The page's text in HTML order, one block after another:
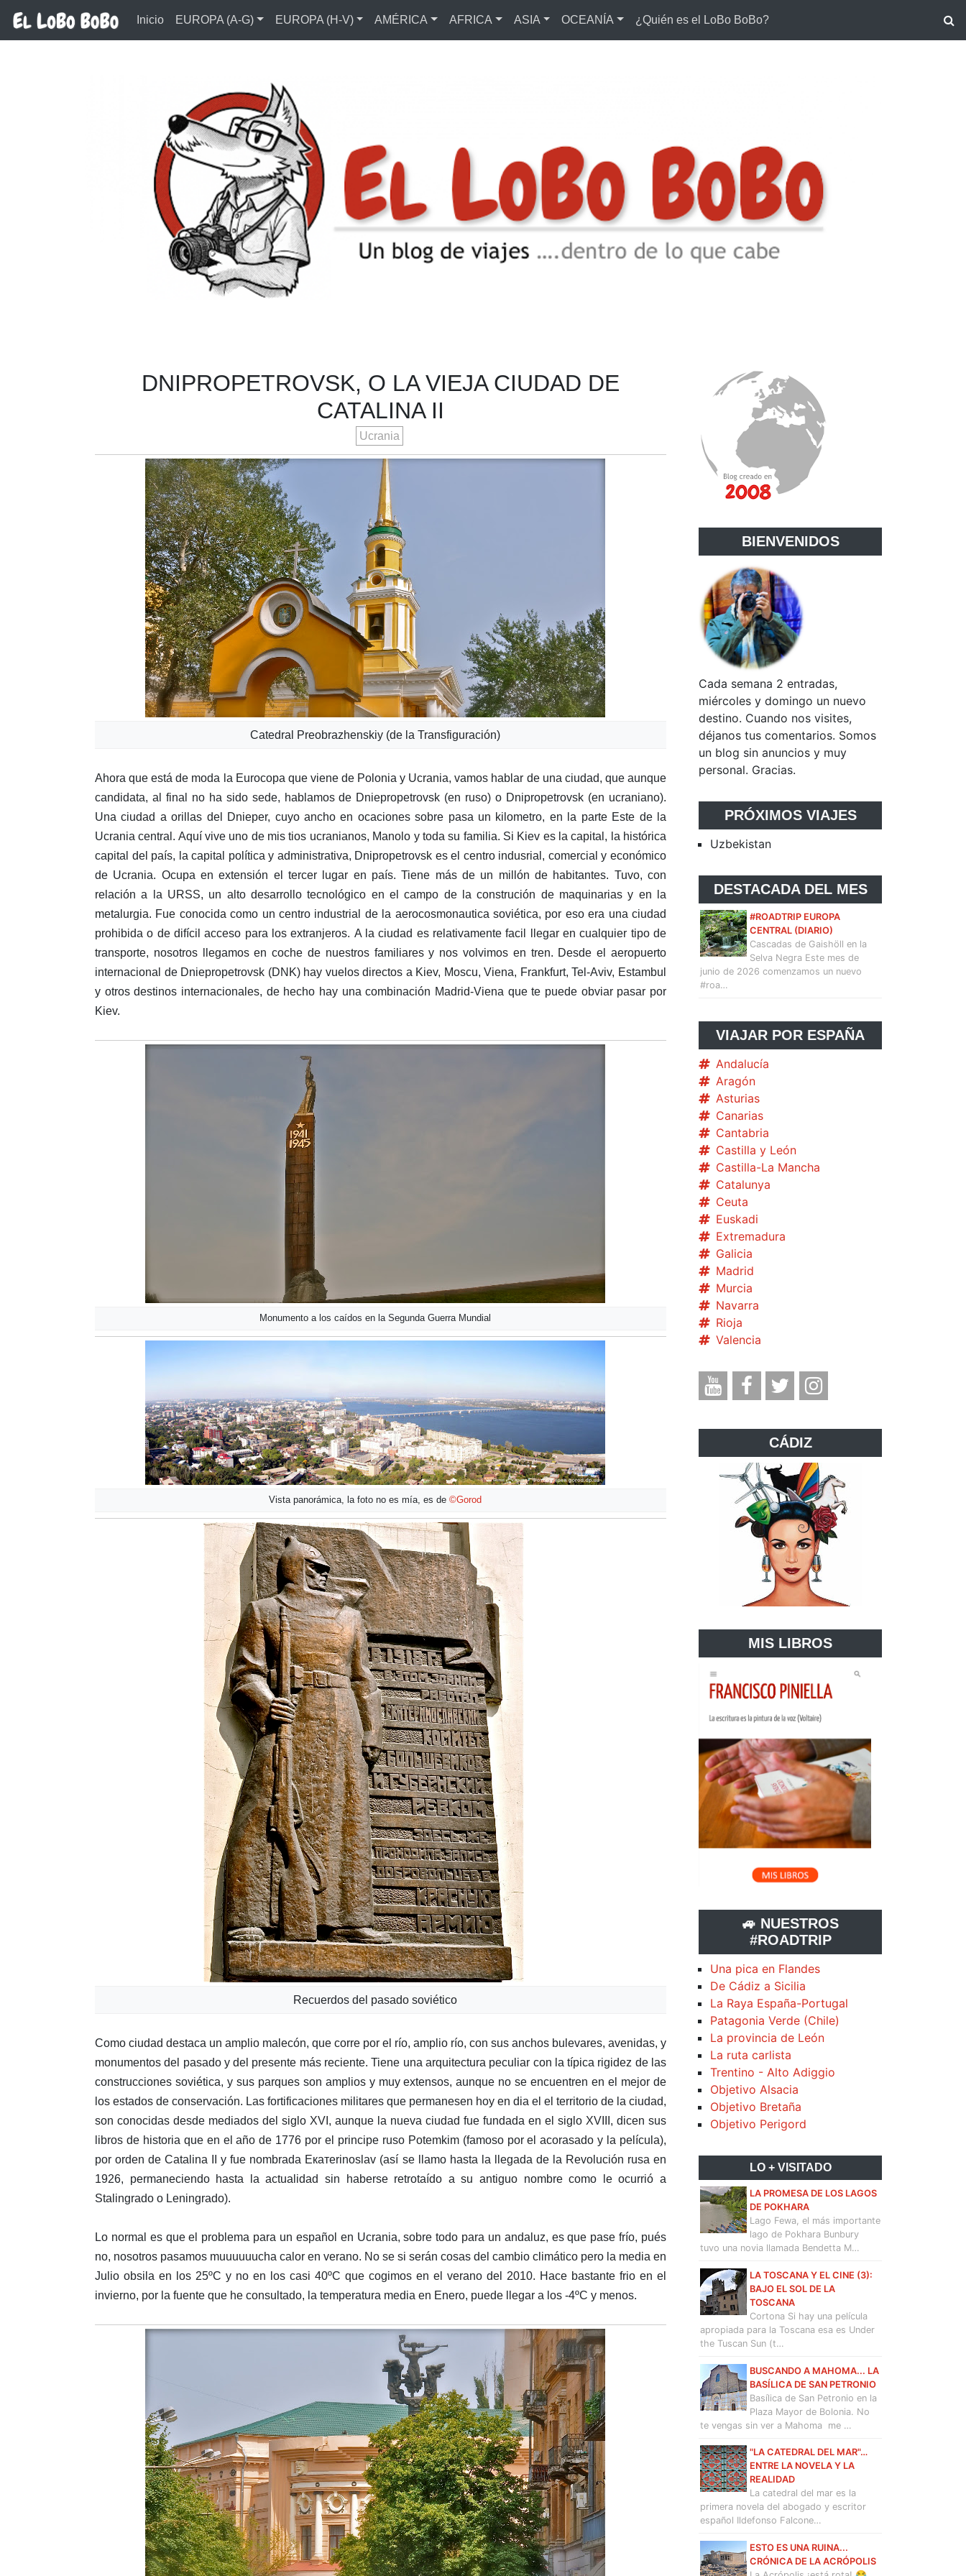
Inicio EUROPA (A-G) EUROPA (H-V) AMÉRICA AFRICA ASIA OCEANÍA ¿Quién es el LoBo BoBo?
DNIPROPETROVSK, O LA VIEJA CIUDAD DE
CATALINA II
Ucrania
Catedral Preobrazhenskiy (de la Transfiguración)
Ahora que está de moda la Eurocopa que viene de Polonia y Ucrania, vamos hablar de una ciudad, que aunque
candidata, al final no ha sido sede, hablamos de Dniepropetrovsk (en ruso) o Dnipropetrovsk (en ucraniano).
Una ciudad a orillas del Dnieper, cuyo ancho en ocaciones sobre pasa un kilometro, en la parte Este de la
Ucrania central. Aquí vive uno de mis tios ucranianos, Manolo y toda su familia. Si Kiev es la capital, la histórica
capital del país, la capital política y administrativa, Dnipropetrovsk es el centro indusrial, comercial y económico
de Ucrania. Ocupa en extensión el tercer lugar en país. Tiene más de un millón de habitantes. Tuvo, con
relación a la URSS, un alto desarrollo tecnológico en el campo de la construción de maquinarias y en la
metalurgia. Fue conocida como un centro industrial de la aerocosmonautica soviética, por eso era una ciudad
prohibida o de difícil acceso para los extranjeros. A la ciudad es relativamente facil llegar en cualquier tipo de
transporte, nosotros llegamos en coche de nuestros familiares y nos volvimos en tren. Desde el aeropuerto
internacional de Dniepropetrovsk (DNK) hay vuelos directos a Kiev, Moscu, Viena, Frankfurt, Tel-Aviv, Estambul
y otros destinos internacionales, de hecho hay una combinación Madrid-Viena que te puede obviar pasar por
Kiev.
Monumento a los caídos en la Segunda Guerra Mundial
Vista panorámica, la foto no es mía, es de ©Gorod
Recuerdos del pasado soviético
Como ciudad destaca un amplio malecón, que corre por el río, amplio río, con sus anchos bulevares, avenidas, y
monumentos del pasado y del presente más reciente. Tiene una arquitectura peculiar con la típica rigidez de las
construcciones soviética, y sus parques son amplios y muy extensos, aunque no se encuentren en el mejor de
los estados de conservación. Las fortificaciones militares que permanesen hoy en dia el el territorio de la ciudad,
son conocidas desde mediados del siglo XVI, aunque la nueva ciudad fue fundada en el siglo XVIII, dicen sus
libros de historia que en el año de 1776 por el principe ruso Potemkim (famoso por el acorasado y la película),
por orden de Catalina II y fue nombrada Екатеrinoslav (así se llamo hasta la llegada de la Revolución rusa en
1926, permaneciendo hasta la actualidad sin haberse retrotaído a su antiguo nombre como le ocurrió a
Stalingrado o Leningrado).
Lo normal es que el problema para un español en Ucrania, sobre todo para un andaluz, es que pase frío, pués
no, nosotros pasamos muuuuuucha calor en verano. No se si serán cosas del cambio climático pero la media en
Julio obsila en los 25ºС y no en los casi 40ºC que cogimos en el verano del 2010. Hace bastante frio en el
invierno, por la fuente que he consultado, la temperatura media en Enero, puede llegar a los -4ºC y menos.
BIENVENIDOS
Cada semana 2 entradas,
miércoles y domingo un nuevo
destino. Cuando nos visites,
déjanos tus comentarios. Somos
un blog sin anuncios y muy
personal. Gracias.
PRÓXIMOS VIAJES
Uzbekistan
DESTACADA DEL MES
#ROADTRIP EUROPA
CENTRAL (DIARIO)
Cascadas de Gaishöll en la
Selva Negra Este mes de
junio de 2026 comenzamos un nuevo
#roa…
VIAJAR POR ESPAÑA
Andalucía
Aragón
Asturias
Canarias
Cantabria
Castilla y León
Castilla-La Mancha
Catalunya
Ceuta
Euskadi
Extremadura
Galicia
Madrid
Murcia
Navarra
Rioja
Valencia
CÁDIZ
MIS LIBROS
🚙 NUESTROS
#ROADTRIP
Una pica en Flandes
De Cádiz a Sicilia
La Raya España-Portugal
Patagonia Verde (Chile)
La provincia de León
La ruta carlista
Trentino - Alto Adiggio
Objetivo Alsacia
Objetivo Bretaña
Objetivo Perigord
LO + VISITADO
LA PROMESA DE LOS LAGOS
DE POKHARA
Lago Fewa, el más importante
lago de Pokhara Bunbury
tuvo una novia llamada Bendetta M…
LA TOSCANA Y EL CINE (3):
BAJO EL SOL DE LA
TOSCANA
Cortona Si hay una película
apropiada para la Toscana esa es Under
the Tuscan Sun (t…
BUSCANDO A MAHOMA... LA
BASÍLICA DE SAN PETRONIO
Basílica de San Petronio en la
Plaza Mayor de Bolonia. No
te vengas sin ver a Mahoma me …
"LA CATEDRAL DEL MAR"…
ENTRE LA NOVELA Y LA
REALIDAD
La catedral del mar es la
primera novela del abogado y escritor
español Ildefonso Falcone…
ESTO ES UNA RUINA...
CRÓNICA DE LA ACRÓPOLIS